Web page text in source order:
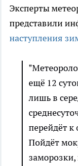
Эксперты
представили
наступления
ещё 12
лишь в
перейдёт
Пойдёт
заморозки,